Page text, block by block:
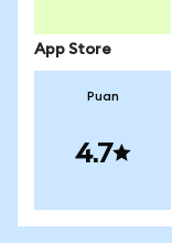
App Store
Puan
4.7